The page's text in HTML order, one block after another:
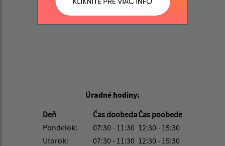
Úradné hodiny:
Deň
Čas doobedaČas poobede
Pondelok:
07:30 - 11:30 12:30 - 15:30
Utorok:
07:30 - 11:30 12:30 - 15:30